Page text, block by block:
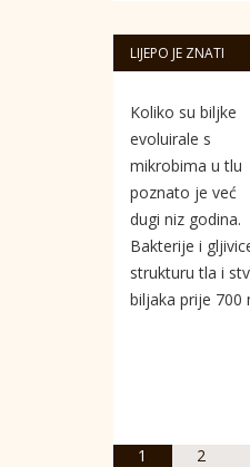
LIJEPO JE ZNATI
Koliko su biljke
evoluirale s
mikrobima u tlu
poznato je već
dugi niz godina.
Bakterije i
strukturu tla i
biljaka prije 700
1 2